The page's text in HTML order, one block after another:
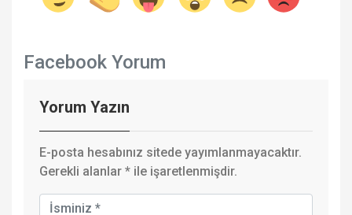
Facebook Yorum
Yorum Yazın
E-posta hesabınız sitede yayımlanmayacaktır.
Gerekli alanlar * ile işaretlenmişdir.